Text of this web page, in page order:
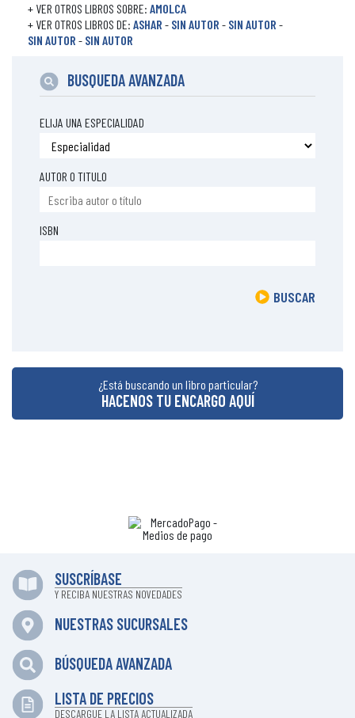
+ VER OTROS LIBROS SOBRE: AMOLCA
+ VER OTROS LIBROS DE: ASHAR - SIN AUTOR - SIN AUTOR -
SIN AUTOR - SIN AUTOR
BUSQUEDA AVANZADA
ELIJA UNA ESPECIALIDAD
AUTOR O TITULO
ISBN
BUSCAR
¿Está buscando un libro particular?
HACENOS TU ENCARGO AQUÍ
SUSCRÍBASE
Y RECIBA NUESTRAS NOVEDADES
NUESTRAS SUCURSALES
BÚSQUEDA AVANZADA
LISTA DE PRECIOS
DESCARGUE LA LISTA ACTUALIZADA